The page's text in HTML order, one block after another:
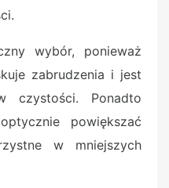
wybór, ponieważ
zabrudzenia i jest
czystości. Ponadto
powiększać
w mniejszych